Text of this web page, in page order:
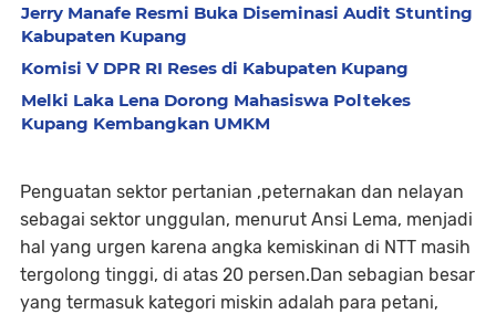
Jerry Manafe Resmi Buka Diseminasi Audit Stunting
Kabupaten Kupang
Komisi V DPR RI Reses di Kabupaten Kupang
Melki Laka Lena Dorong Mahasiswa Poltekes
Kupang Kembangkan UMKM
Penguatan sektor pertanian ,peternakan dan nelayan
sebagai sektor unggulan, menurut Ansi Lema, menjadi
hal yang urgen karena angka kemiskinan di NTT masih
tergolong tinggi, di atas 20 persen.Dan sebagian besar
yang termasuk kategori miskin adalah para petani,